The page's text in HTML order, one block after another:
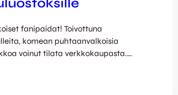
fanipaidat! Toivottuna
komean puhtaanvalkoisia
voinut tilata verkkokaupasta.
painosta – ja ensimmäiset saivat